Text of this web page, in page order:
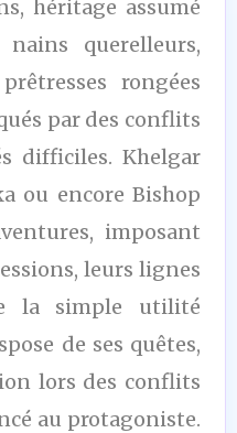
héritage assumé
nains querelleurs,
rongées
par des conflits
difficiles. Khelgar
ou encore Bishop
imposant
leurs lignes
la simple utilité
de ses quêtes,
lors des conflits
au protagoniste.